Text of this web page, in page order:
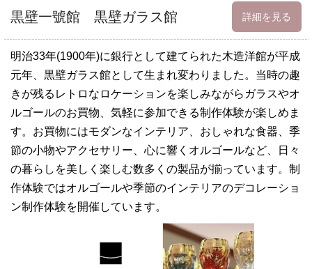
黒壁一號館 黒壁ガラス館 詳細を見る
明治33年(1900年)に銀行として建てられた木造洋館が平成
元年、黒壁ガラス館として生まれ変わりました。当時の趣
きが残るレトロなロケーションを楽しみながらガラスやオ
ルゴールのお買物、気軽に参加できる制作体験が楽しめま
す。お買物にはモダンなインテリア、おしゃれな食器、季
節の小物やアクセサリー、心に響くオルゴールなど、日々
の暮らしを美しく楽しむ数多くの製品が揃っています。制
作体験ではオルゴールや季節のインテリアのデコレーショ
ン制作体験を開催しています。